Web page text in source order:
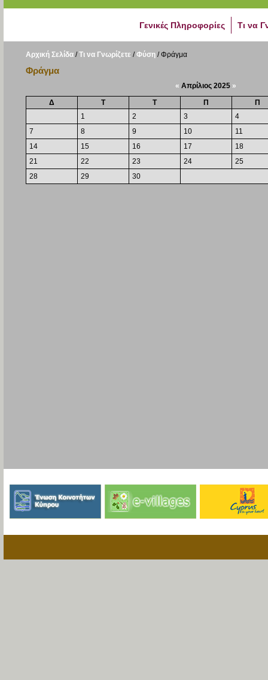
Γενικές Πληροφορίες Τι να
Αρχική Σελίδα/Τι να Γνωρίζετε /Φύση/Φράγμα
Φράγμα
« Απρίλιος 2025 »
Δ
Τ Τ Π
Π
1
2 3
4
7
8 9 10
11
14
15 16 17
18
21
22 23 24
25
28
29 30